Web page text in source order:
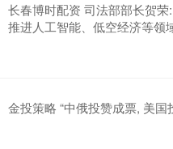
长春博时配资 司法部部长贺
推进人工智能、低空经济等领
金投策略 “中俄投赞成票, 美国